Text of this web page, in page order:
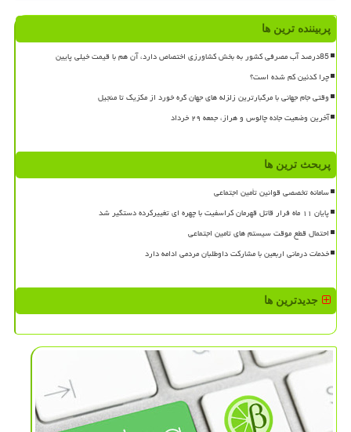
پربیننده ترین ها
85درصد آب مصرفی کشور به بخش کشاورزی اختصاص دارد، آن هم با قیمت خیلی پایین
چرا کدئین کم شده است؟
وقتی جام جهانی با مرگبارترین زلزله های جهان گره خورد از مکزیک تا منجیل
آخرین وضعیت جاده چالوس و هراز، جمعه ۲۹ خرداد
پربحث ترین ها
سامانه تخصصی قوانین تأمین اجتماعی
پایان ۱۱ ماه فرار قاتل قهرمان کراسفیت با چهره ای تغییرکرده دستگیر شد
احتمال قطع موقت سیستم های تامین اجتماعی
خدمات درمانی اربعین با مشارکت داوطلبان مردمی ادامه دارد
جدیدترین ها